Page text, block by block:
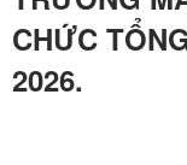
CHỨC
2026.